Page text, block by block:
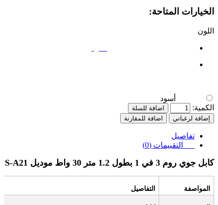
الخيارات المتاحة:
اللون
أسود
الكمية:
اضافة للسلة
إضافة لرغباتي
اضافة للمقارنة
تفاصيل
التقييمات (0)
كابل جوي روم 3 في 1 بطول 1.2 متر 30 واط موديل
المواصفة التفاصيل